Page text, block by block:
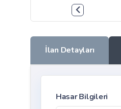
İlan Detayları
Hasar Bilgileri